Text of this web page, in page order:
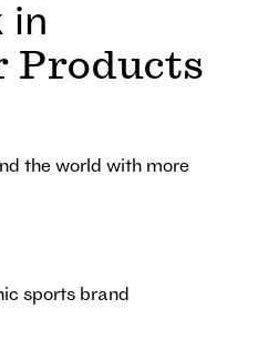
in
Products
the world with more
sports brand